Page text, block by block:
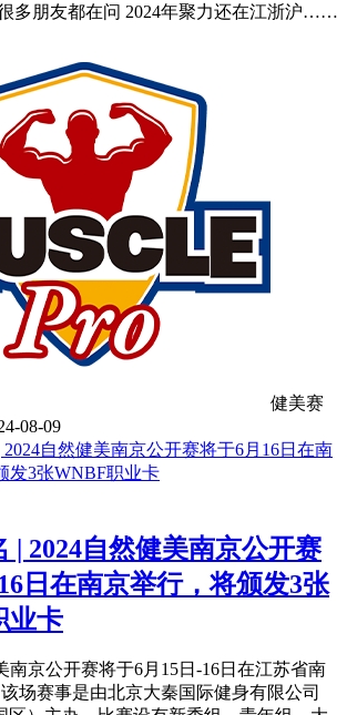
多朋友都在问 2024年聚力还在江浙沪……
健美赛
08-09
| 2024自然健美南京公开赛
日在南京举行，将颁发3张
业卡
南京公开赛将于6月15日-16日在江苏省南
场赛事是由北京大秦国际健身有限公司